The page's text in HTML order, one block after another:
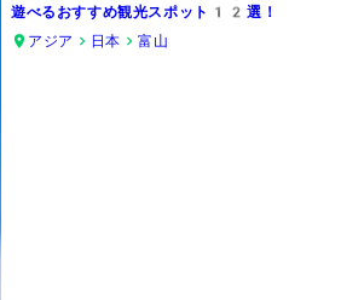
遊べるおすすめ観光スポット12選！
アジア
日本 富山